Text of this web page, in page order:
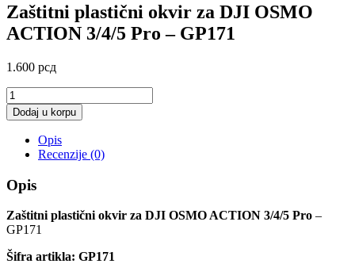
Zaštitni plastični okvir za DJI OSMO
ACTION 3/4/5 Pro – GP171
1.600 рсд
Zaštitni
plastični
okvir
OSMO
ACTION
3/4/5
Pro
-
GP171
količina
Dodaj u korpu
Opis
Recenzije (0)
Opis
Zaštitni plastični okvir za DJI OSMO ACTION 3/4/5 Pro –
GP171
Šifra artikla: GP171